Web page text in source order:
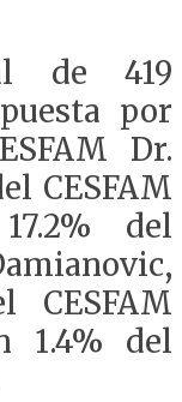
de 419
por
Dr.
CESFAM
del
CESFAM
1.4% del